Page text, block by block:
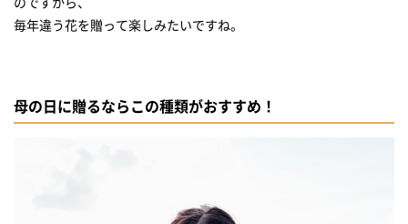
毎年違う花を贈って楽しみたいですね。
母の日に贈るならこの種類がおすすめ！